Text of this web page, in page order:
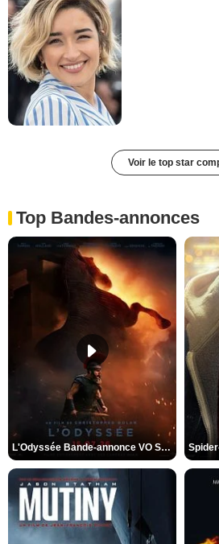
Voir le top star
Top Bandes-annonces
L'Odyssée Bande-annonce VO STFR